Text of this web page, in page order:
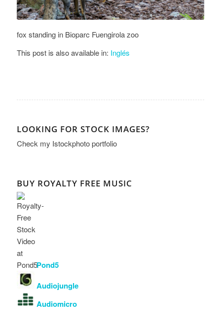
fox standing in Bioparc Fuengirola zoo
This post is also available in: Inglés
LOOKING FOR STOCK IMAGES?
Check my Istockphoto portfolio
BUY ROYALTY FREE MUSIC
Pond5
Audiojungle
Audiomicro